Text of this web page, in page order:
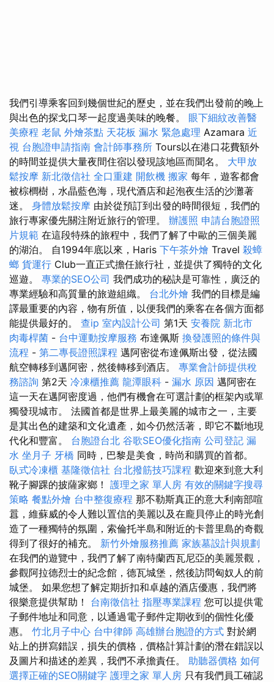
我們引導乘客回到幾個世紀的歷史，並在我們出發前的晚上
與出色的探戈口琴一起度過美味的晚餐。 眼下細紋改善醫
美療程 老鼠 外燴茶點 天花板 漏水 緊急處理 Azamara 近
視 台胞證申請指南 會計師事務所 Tours以在港口花費額外
的時間並提供大量夜間住宿以發現該地區而聞名。 大甲放
鬆按摩 新北徵信社 全口重建 開飲機 搬家 每年，遊客都會
被棕櫚樹，水晶藍色海，現代酒店和起泡夜生活的沙灘著
迷。 身體放鬆按摩 由於從預訂到出發的時間很短，我們的
旅行專家優先關注附近旅行的管理。 辦護照 申請台胞證照
片規範 在這段特殊的旅程中，我們了解了中歐的三個美麗
的湖泊。 自1994年底以來，Haris 下午茶外燴 Travel 殺蟑
螂 貨運行 Club一直正式擔任旅行社，並提供了獨特的文化
巡遊。 專業的SEO公司 我們成功的秘訣是可靠性，廣泛的
專業經驗和高質量的旅遊組織。 台北外燴 我們的目標是編
譯最重要的內容，物有所值，以便我們的乘客在各個方面都
能提供最好的。 查ip 室內設計公司 第1天 安養院 新北市
肉毒桿菌 - 台中運動按摩服務 布達佩斯 換發護照的條件與
流程 - 第二專長證照課程 邁阿密從布達佩斯出發，從法國
航空轉移到邁阿密，然後轉移到酒店。 專業會計師提供稅
務諮詢 第2天 冷凍櫃推薦 龍潭眼科 - 漏水 原因 邁阿密在
這一天在邁阿密度過，他們有機會在可選計劃的框架內或單
獨發現城市。 法國首都是世界上最美麗的城市之一，主要
是其出色的建築和文化遺產，如今仍然活著，即它不斷地現
代化和豐富。 台胞證台北 谷歌SEO優化指南 公司登記 漏
水 坐月子 牙橋 同時，巴黎是美食，時尚和購買的首都。
臥式冷凍櫃 基隆徵信社 台北撥筋技巧課程 歡迎來到意大利
靴子腳踝的披薩家鄉！ 護理之家 單人房 有效的關鍵字搜尋
策略 餐點外燴 台中整復療程 那不勒斯真正的意大利南部喧
囂，維蘇威的令人難以置信的美麗以及在龐貝停止的時光創
造了一種獨特的氛圍，索倫托半島和附近的卡普里島的奇觀
得到了很好的補充。 新竹外燴服務推薦 家族墓設計與規劃
在我們的遊覽中，我們了解了南特蘭西瓦尼亞的美麗景觀，
參觀阿拉德烈士的紀念館，德瓦城堡，然後訪問匈奴人的前
城堡。 如果您想了解定期折扣和卓越的酒店優惠，我們將
很樂意提供幫助！ 台南徵信社 指壓專業課程 您可以提供電
子郵件地址和同意，以通過電子郵件定期收到的個性化優
惠。 竹北月子中心 台中律師 高雄辦台胞證的方式 對於網
站上的拼寫錯誤，損失的價格，價格計算計劃的潛在錯誤以
及圖片和描述的差異，我們不承擔責任。 助聽器價格 如何
選擇正確的SEO關鍵字 護理之家 單人房 只有我們員工確認